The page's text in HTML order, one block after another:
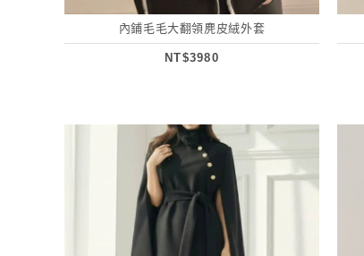
內鋪毛毛大翻領麂皮絨外套
NT$3980